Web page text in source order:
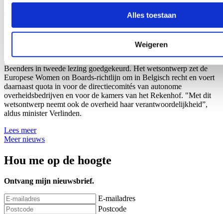
Alles toestaan
Weigeren
beursgenoteerde ondernemingen en
18/07/26
De Ministerraad heeft een voorontwerp van wet van minister van
Justitie Annelies Verlinden en minister van Gelijke Kansen Rob
Beenders in tweede lezing goedgekeurd. Het wetsontwerp zet de
Europese Women on Boards-richtlijn om in Belgisch recht en voert
daarnaast quota in voor de directiecomités van autonome
overheidsbedrijven en voor de kamers van het Rekenhof. "Met dit
wetsontwerp neemt ook de overheid haar verantwoordelijkheid”,
aldus minister Verlinden.
Lees meer
Meer nieuws
Hou me op de hoogte
Ontvang mijn nieuwsbrief.
E-mailadres
Postcode